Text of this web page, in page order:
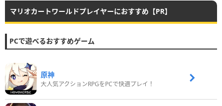
マリオカートワールドプレイヤーにおすすめ【PR】
PCで遊べるおすすめゲーム
原神
大人気アクションRPGをPCで快適プレイ！